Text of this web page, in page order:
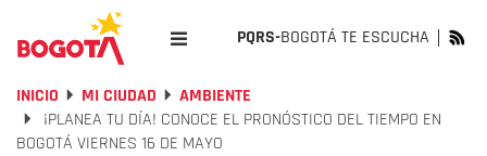
PQRS-BOGOTÁ TE ESCUCHA
INICIO MI CIUDAD
AMBIENTE
¡PLANEA TU DÍA! CONOCE EL PRONÓSTICO DEL TIEMPO EN
BOGOTÁ VIERNES 16 DE MAYO